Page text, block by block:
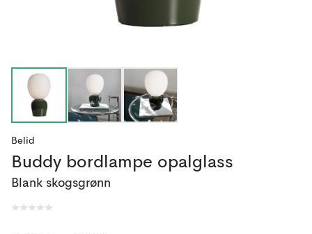
Belid
Buddy bordlampe opalglass
Blank skogsgrønn